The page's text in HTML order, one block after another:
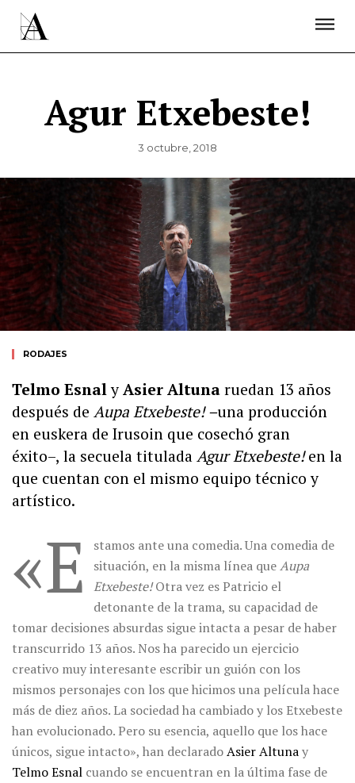
Agur Etxebeste!
3 octubre, 2018
RODAJES
Telmo EsnalyAsier Altunaruedan 13 años
después de Aupa Etxebeste! –una producción
en euskera de Irusoin que cosechó gran
éxito–, la secuela tituladaAgur Etxebeste!en la
que cuentan con el mismo equipo técnico y
artístico.
«E
stamos ante una comedia. Una comedia de
situación, en la misma línea queAupa
Etxebeste!Otra vez es Patricio el
detonante de la trama, su capacidad de
tomar decisiones absurdas sigue intacta a pesar de haber
transcurrido 13 años. Nos ha parecido un ejercicio
creativo muy interesante escribir un guión con los
mismos personajes con los que hicimos una película hace
más de diez años. La sociedad ha cambiado y los Etxebeste
han evolucionado. Pero su esencia, aquello que los hace
únicos, sigue intacto», han declaradoAsier Altunay
Telmo Esnal cuando se encuentran en la última fase de
ÚNETE A LA ACADEMIA DE CINE
PRENSA